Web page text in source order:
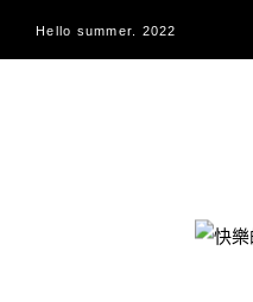
Hello summer. 2022